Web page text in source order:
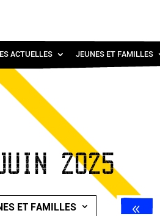
ACTUELLES JEUNES ET FAMILLES
JUIN 2025
ET FAMILLES